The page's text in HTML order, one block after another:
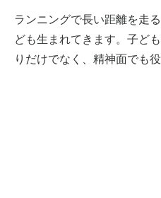
ランニングで長い距離を走
ども生まれてきます。子ど
りだけでなく、精神面でも